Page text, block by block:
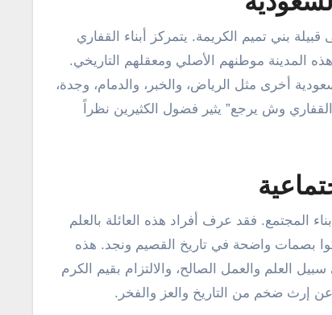
بني تميم الكريمة. يتمركز أبناء القفاري
المدينة موطنهم الأصلي ومعقلهم التاريخي.
أخرى مثل الرياض، والخبر، والدمام، وجدة،
وش يرجع” يثير فضول الكثيرين نظراً
المجتمع. فقد عرف أفراد هذه العائلة بالعلم
تركوا بصمات واضحة في تاريخ القصيم ونجد. هذه
العلم والعمل الصالح، والالتزام بقيم الكرم
إرث ضخم من التاريخ والعز والفخر.